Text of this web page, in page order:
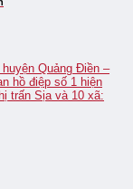
Quảng Điền –
hồ điệp số 1 hiện
trấn Sịa và 10 xã: